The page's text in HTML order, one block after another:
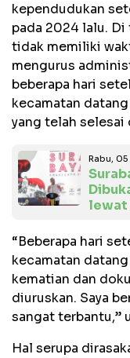
kependudukan
pada 2024 lalu. Di
tidak memiliki
mengurus
beberapa hari
kecamatan
yang telah selesai
Rabu,
lewat
“Beberapa hari
kecamatan
kematian dan
diuruskan. Saya
sangat terbantu,”
Hal serupa